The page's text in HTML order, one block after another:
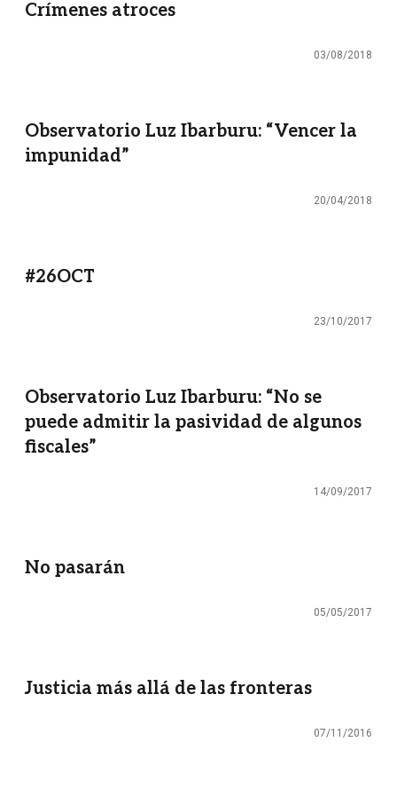
Crímenes atroces
03/08/2018
Observatorio Luz Ibarburu: “Vencer la
impunidad”
20/04/2018
#26OCT
23/10/2017
Observatorio Luz Ibarburu: “No se
puede admitir la pasividad de algunos
fiscales”
14/09/2017
No pasarán
05/05/2017
Justicia más allá de las fronteras
07/11/2016